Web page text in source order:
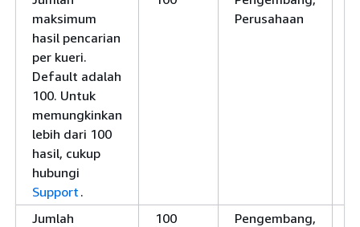
maksimum
hasil pencarian
per kueri.
Default adalah
100. Untuk
memungkinkan
lebih dari 100
hasil, cukup
hubungi
Support .
Perusahaan
Jumlah
100
Pengembang,